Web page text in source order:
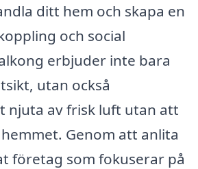
ditt hem och skapa en
och social
erbjuder inte bara
utan också
njuta av frisk luft utan att
Genom att anlita
företag som fokuserar på